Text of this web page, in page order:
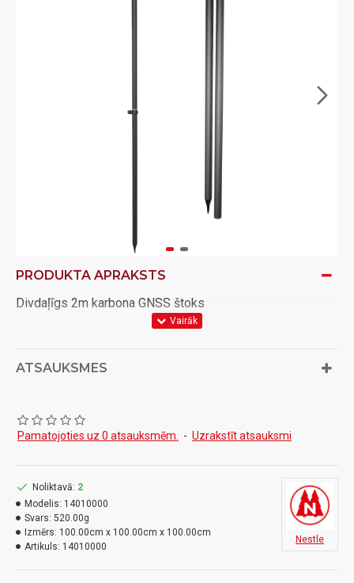
PRODUKTA APRAKSTS
Divdaļīgs 2m karbona GNSS štoks
ATSAUKSMES
Pamatojoties uz 0 atsauksmēm. - Uzrakstīt atsauksmi
Noliktavā: 2
Modelis: 14010000
Svars: 520.00g
Izmērs: 100.00cm x 100.00cm x 100.00cm
Artikuls: 14010000
Nestle